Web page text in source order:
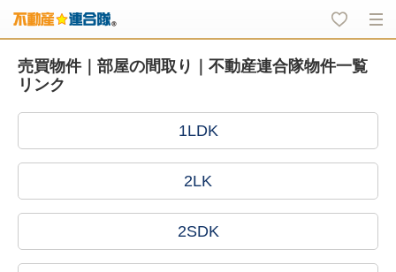
売買物件｜部屋の間取り｜不動産連合隊物件一覧
リンク
1LDK
2LK
2SDK